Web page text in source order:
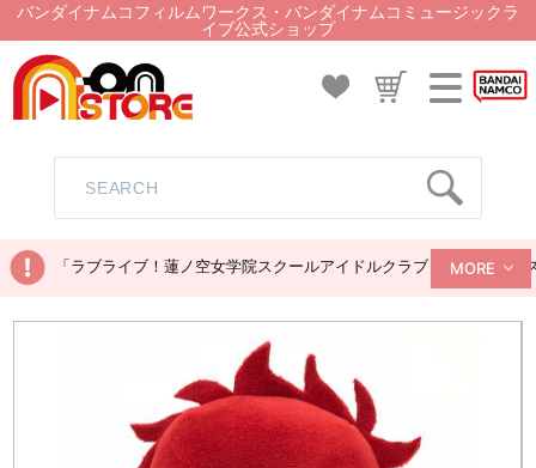
バンダイナムコフィルムワークス・バンダイナムコミュージックラ
イブ公式ショップ
「ラブライブ！蓮ノ空女学院スクールアイドルクラブ ぬいぐるみ
MORE